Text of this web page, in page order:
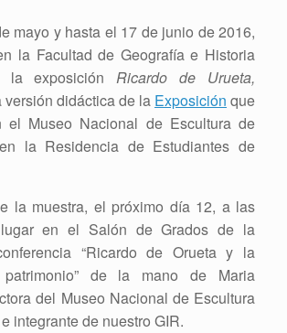
mayo y hasta el 17 de junio de 2016,
la Facultad de Geografía e Historia
la exposiciónRicardo de Urueta,
versión didáctica de la Exposición que
el Museo Nacional de Escultura de
la Residencia de Estudiantes de
la muestra, el próximo día 12, a las
en el Salón de Grados de la
“Ricardo de Orueta y la
de la mano de Maria
del Museo Nacional de Escultura
integrante de nuestro GIR.